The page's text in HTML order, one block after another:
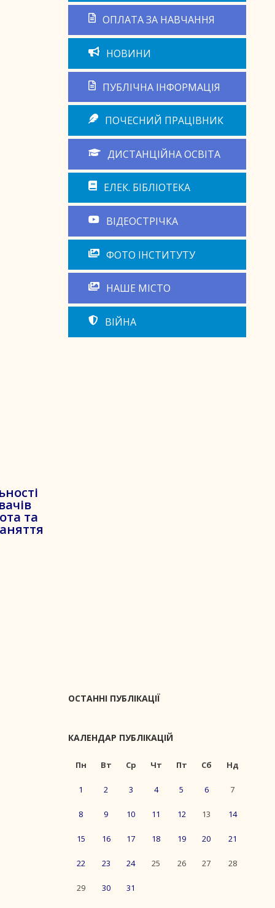
та
ОПЛАТА ЗА НАВЧАННЯ
НОВИНИ
ПУБЛІЧНА ІНФОРМАЦІЯ
ПОЧЕСНИЙ ПРАЦІВНИК
ДИСТАНЦІЙНА ОСВІТА
ЕЛЕК. БІБЛІОТЕКА
ВІДЕОСТРІЧКА
ФОТО ІНСТИТУТУ
НАШЕ МІСТО
ВІЙНА
ОСТАННІ ПУБЛІКАЦІЇ
КАЛЕНДАР ПУБЛІКАЦІЙ
Пн Вт Ср Чт Пт Сб Нд
1 2 3 4 5 6 7
8 9 10 11 12 13 14
15 16 17 18 19 20 21
22 23 24 25 26 27 28
29 30 31